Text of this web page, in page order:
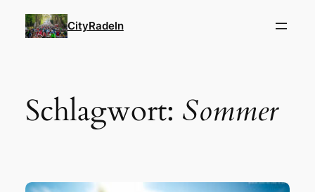
Inhalt
CityRadeln
Schlagwort: Sommer